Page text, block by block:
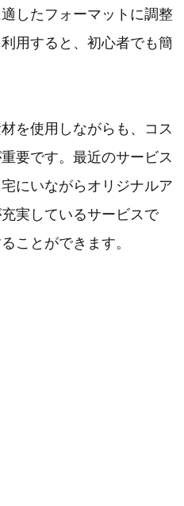
したフォーマットに調整
用すると、初心者でも簡
を使用しながらも、コス
要です。最近のサービス
にいながらオリジナルア
実しているサービスで
ことができます。